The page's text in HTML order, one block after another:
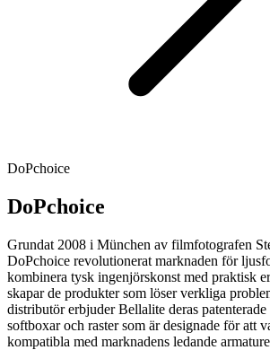
DoPchoice
DoPchoice
Grundat 2008 i München av filmfotografen
DoPchoice revolutionerat marknaden för
kombinera tysk ingenjörskonst med praktisk
skapar de produkter som löser verkliga
distributör erbjuder Bellalite deras
softboxar och raster som är designade för att
kompatibla med marknadens ledande